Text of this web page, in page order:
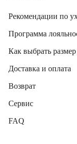
Рекомендации по
Программа
Как выбрать размер
Доставка и оплата
Возврат
Сервис
FAQ